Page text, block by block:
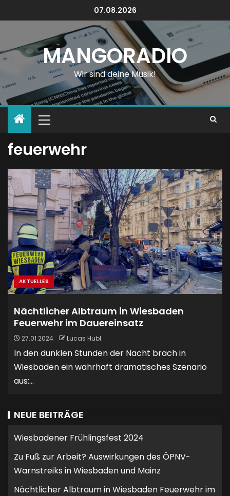
07.08.2026
MANGORADIO
Wir sind deine Musik!
feuerwehr
AKTUELLES
Nächtlicher Albtraum in Wiesbaden
Feuerwehr im Dauereinsatz
27.01.2024 Lucas Hubl
In den dunklen Stunden der Nacht brach in
Wiesbaden ein wahrhaft dramatisches Szenario
aus:...
NEUE BEITRÄGE
Wiesbadener Frühlingsfest 2024
Zu Fuß zur Arbeit? Auswirkungen des ÖPNV-
Warnstreiks in Wiesbaden und Mainz
Nächtlicher Albtraum in Wiesbaden Feuerwehr im